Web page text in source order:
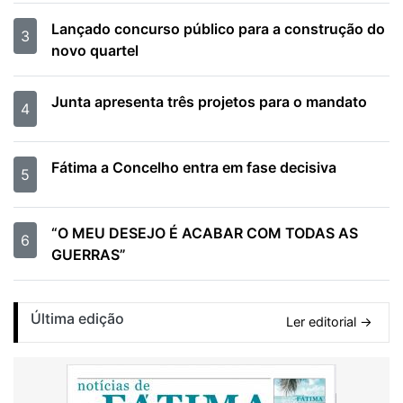
3
Lançado concurso público para a construção do
novo quartel
4 Junta apresenta três projetos para o mandato
5 Fátima a Concelho entra em fase decisiva
6
“O MEU DESEJO É ACABAR COM TODAS AS
GUERRAS”
Última edição Ler editorial →